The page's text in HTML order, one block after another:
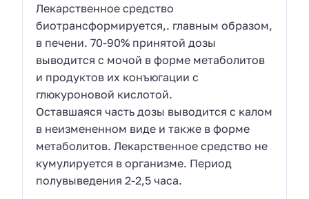
Лекарственное средство
биотрансформируется,. главным образом,
в печени. 70-90% принятой дозы
выводится с мочой в форме метаболитов
и продуктов их конъюгации с
глюкуроновой кислотой.
Оставшаяся часть дозы выводится с калом
в неизмененном виде и также в форме
метаболитов. Лекарственное средство не
кумулируется в организме. Период
полувыведения 2-2,5 часа.